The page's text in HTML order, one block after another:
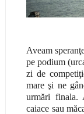
Aveam
pe podium
zi de
mare şi ne
urmări finala.
caiace sau